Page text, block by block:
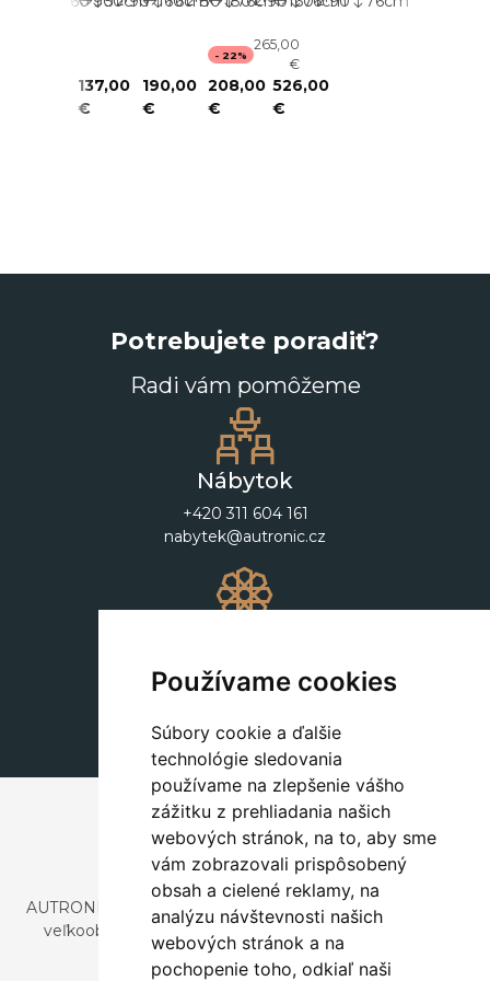
Používame cookies
Súbory cookie a ďalšie
technológie sledovania
používame na zlepšenie vášho
zážitku z prehliadania našich
webových stránok, na to, aby sme
vám zobrazovali prispôsobený
obsah a cielené reklamy, na
analýzu návštevnosti našich
webových stránok a na
pochopenie toho, odkiaľ naši
137,00
€
190,00
€
- 22%
265,00
€
208,00
€
526,00
€
Potrebujete poradiť?
Radi vám pomôžeme
Nábytok
+420 311 604 161
nabytek@autronic.cz
+420 311 604 182
dekorace@autronic.cz
AUTRONIC, s.r.o. je spoločnosť zaoberajúca sa dovozom a
veľkoobchodným predajom dizajnového aj štýlového
nábytku a dekorácií.